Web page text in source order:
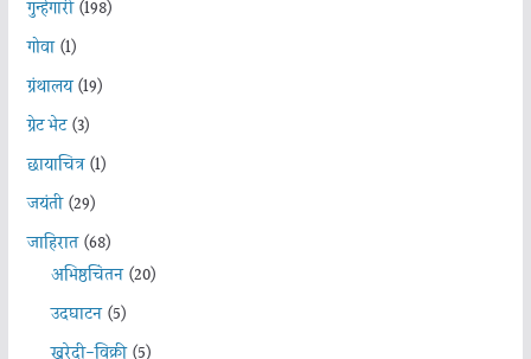
गुन्हेगारी(198)
गोवा(1)
ग्रंथालय(19)
ग्रेट भेट(3)
छायाचित्र(1)
जयंती(29)
जाहिरात(68)
अभिष्ठचिंतन(20)
उदघाटन(5)